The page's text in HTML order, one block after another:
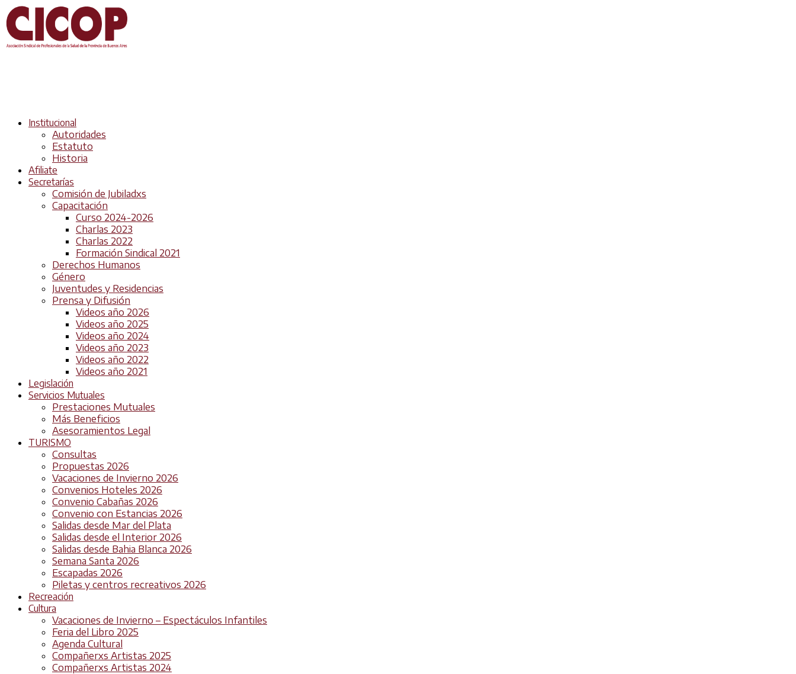
Institucional
Autoridades
Estatuto
Historia
Afiliate
Secretarías
Comisión de Jubiladxs
Capacitación
Curso 2024-2026
Charlas 2023
Charlas 2022
Formación Sindical 2021
Derechos Humanos
Género
Juventudes y Residencias
Prensa y Difusión
Videos año 2026
Videos año 2025
Videos año 2024
Videos año 2023
Videos año 2022
Videos año 2021
Legislación
Servicios Mutuales
Prestaciones Mutuales
Más Beneficios
Asesoramientos Legal
TURISMO
Consultas
Propuestas 2026
Vacaciones de Invierno 2026
Convenios Hoteles 2026
Convenio Cabañas 2026
Convenio con Estancias 2026
Salidas desde Mar del Plata
Salidas desde el Interior 2026
Salidas desde Bahia Blanca 2026
Semana Santa 2026
Escapadas 2026
Piletas y centros recreativos 2026
Recreación
Cultura
Vacaciones de Invierno – Espectáculos Infantiles
Feria del Libro 2025
Agenda Cultural
Compañerxs Artistas 2025
Compañerxs Artistas 2024